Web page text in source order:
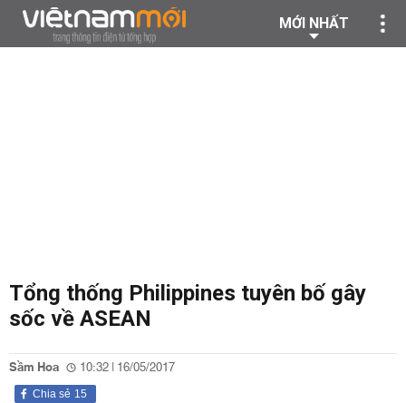
MỚI NHẤT
Tổng thống Philippines tuyên bố gây
sốc về ASEAN
Sầm Hoa 10:32 | 16/05/2017
15
Chia sẻ